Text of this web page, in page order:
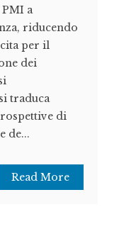
a
riducendo
per il
dei
traduca
di
de...
Read More